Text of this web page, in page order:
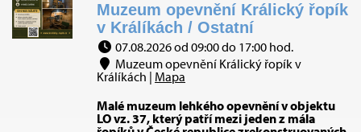
Muzeum opevnění Králický řopík
v Králíkách / Ostatní
07.08.2026 od 09:00 do 17:00 hod.
Muzeum opevnění Králický řopík v
Králíkách | Mapa
Malé muzeum lehkého opevnění v objektu
LO vz. 37, který patří mezi jeden z mála